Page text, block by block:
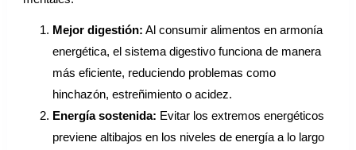
Mejor digestión: Al consumir alimentos en armonía
energética, el sistema digestivo funciona de manera
más eficiente, reduciendo problemas como
hinchazón, estreñimiento o acidez.
Energía sostenida: Evitar los extremos energéticos
previene altibajos en los niveles de energía a lo largo